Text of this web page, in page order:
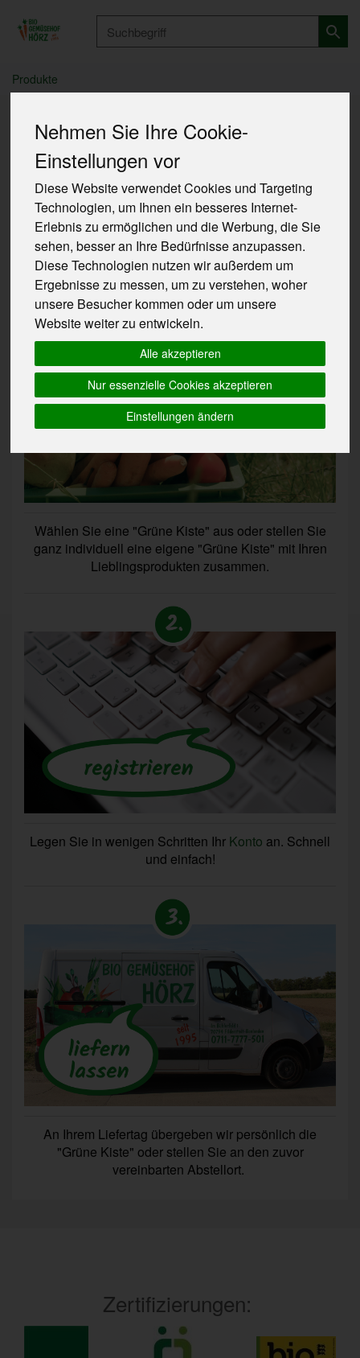
Nehmen Sie Ihre Cookie-
Einstellungen vor
Diese Website verwendet Cookies und Targeting
Technologien, um Ihnen ein besseres Internet-
Erlebnis zu ermöglichen und die Werbung, die Sie
sehen, besser an Ihre Bedürfnisse anzupassen.
Diese Technologien nutzen wir außerdem um
Ergebnisse zu messen, um zu verstehen, woher
unsere Besucher kommen oder um unsere
Website weiter zu entwickeln.
Alle akzeptieren
Nur essenzielle Cookies akzeptieren
Einstellungen ändern
Produkte
Sie möchten bei uns
bestellen?
So einfach geht's!
Wählen Sie eine "Grüne Kiste" aus oder stellen Sie
ganz individuell eine eigene "Grüne Kiste" mit Ihren
Lieblingsprodukten zusammen.
Legen Sie in wenigen Schritten Ihr Konto an. Schnell
und einfach!
An Ihrem Liefertag übergeben wir persönlich die
"Grüne Kiste" oder stellen Sie an den zuvor
vereinbarten Abstellort.
Zertifizierungen: